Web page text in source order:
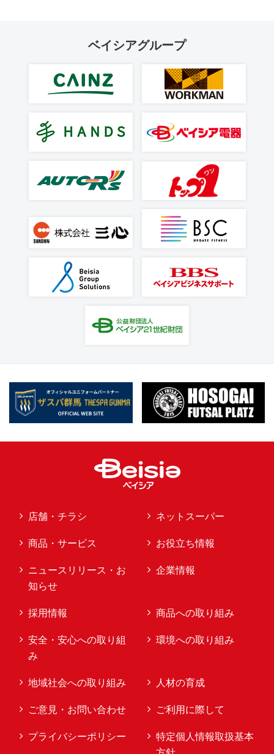
ベイシアグループ
店舗・チラシ ネットスーパー
商品・サービス お役立ち情報
ニュースリリース・お
知らせ
企業情報
採用情報 商品への取り組み
安全・安心への取り組
み
環境への取り組み
地域社会への取り組み 人材の育成
ご意見・お問い合わせ ご利用に際して
プライバシーポリシー
特定個人情報取扱基本